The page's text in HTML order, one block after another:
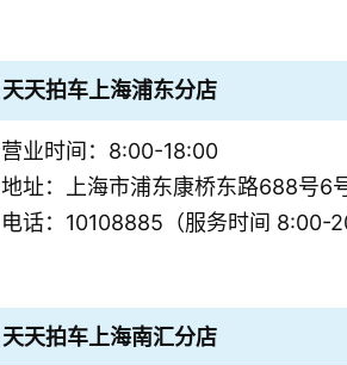
天天拍车上海浦东分店
营业时间：8:00-18:00
地址：上海市浦东康桥东路688号6
电话：10108885（服务时间 8:00-
天天拍车上海南汇分店